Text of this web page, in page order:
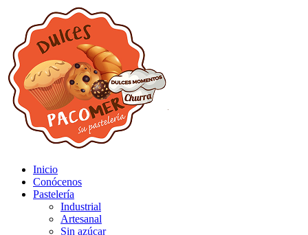
Inicio
Conócenos
Pastelería
Industrial
Artesanal
Sin azúcar